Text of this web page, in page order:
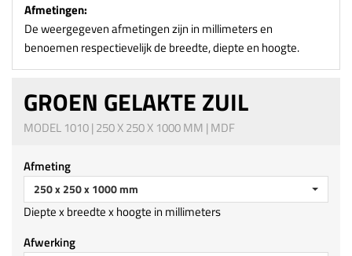
Afmetingen:
De weergegeven afmetingen zijn in millimeters en
benoemen respectievelijk de breedte, diepte en hoogte.
GROEN GELAKTE ZUIL
MODEL 1010 | 250 X 250 X 1000 MM | MDF
Afmeting
250 x 250 x 1000 mm
Diepte x breedte x hoogte in millimeters
Afwerking